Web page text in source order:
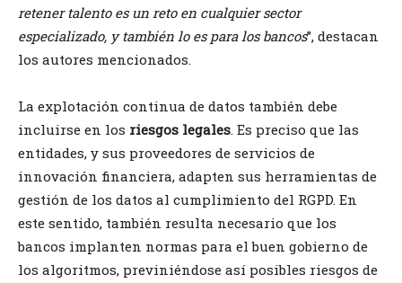
retener talento es un reto en cualquier sector
especializado, y también lo es para los bancos”, destacan
los autores mencionados.
La explotación continua de datos también debe
incluirse en los riesgos legales. Es preciso que las
entidades, y sus proveedores de servicios de
innovación financiera, adapten sus herramientas de
gestión de los datos al cumplimiento del RGPD. En
este sentido, también resulta necesario que los
bancos implanten normas para el buen gobierno de
los algoritmos, previniéndose así posibles riesgos de